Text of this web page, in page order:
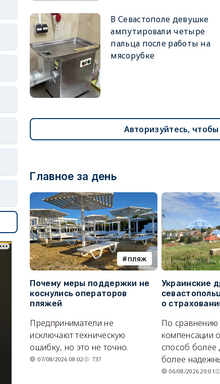
В Севастополе девушке
ампутировали четыре
пальца после работы на
мясорубке
Авторизуйтесь,
Главное за день
пляж
Почему меры поддержки не
коснулись операторов
пляжей
Предприниматели не
исключают техническую
ошибку, но это не точно.
07/08/2026 08:02 737
Украинские
о
По
компенсации
способ более
более
06/08/2026 20:01